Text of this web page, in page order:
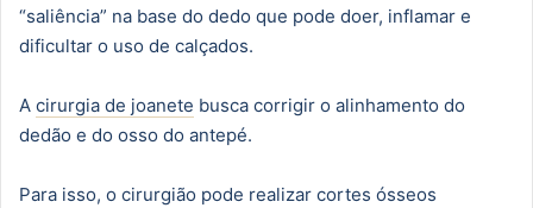
“saliência” na base do dedo que pode doer, inflamar e
dificultar o uso de calçados.
A cirurgia de joanete busca corrigir o alinhamento do
dedão e do osso do antepé.
Para isso, o cirurgião pode realizar cortes ósseos